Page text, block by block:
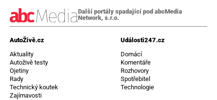
Další portály spadající pod abcMedia
Network, s.r.o.
AutoŽivě.cz
Aktuality
Autoživě testy
Ojetiny
Rady
Technický koutek
Zajímavosti
Události247.cz
Domácí
Komentáře
Rozhovory
Spotřebitel
Technologie